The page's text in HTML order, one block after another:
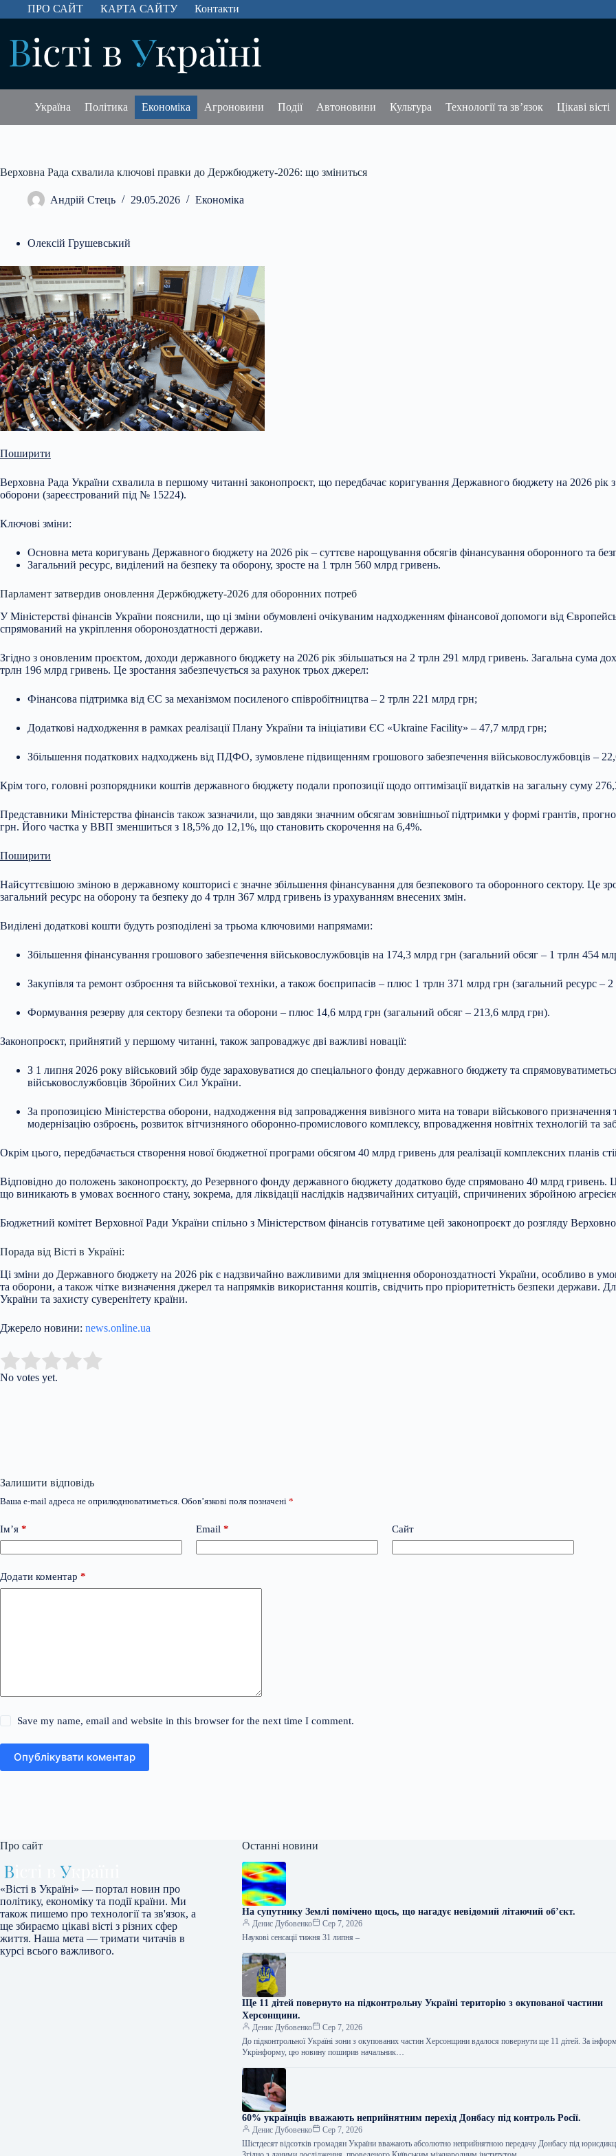
Перейти
до
ПРО САЙТ КАРТА САЙТУ Контакти
Україна Політика Економіка Агроновини Події Автоновини Культура Технології та зв’язок Цікаві вісті
Верховна Рада схвалила ключові правки до Держбюджету-2026: що зміниться
Андрій Стець 29.05.2026 Економіка
Олексій Грушевський
Поширити
Верховна Рада України схвалила в першому читанні законопроєкт, що передбачає коригування Державного бюджету на 2026 рік
оборони (зареєстрований під № 15224).
Ключові зміни:
Основна мета коригувань Державного бюджету на 2026 рік – суттєве нарощування обсягів фінансування оборонного та
Загальний ресурс, виділений на безпеку та оборону, зросте на 1 трлн 560 млрд гривень.
Парламент затвердив оновлення Держбюджету-2026 для оборонних потреб
У Міністерстві фінансів України пояснили, що ці зміни обумовлені очікуваним надходженням фінансової допомоги від
спрямований на укріплення обороноздатності держави.
Згідно з оновленим проєктом, доходи державного бюджету на 2026 рік збільшаться на 2 трлн 291 млрд гривень. Загальна сума
трлн 196 млрд гривень. Це зростання забезпечується за рахунок трьох джерел:
Фінансова підтримка від ЄС за механізмом посиленого співробітництва – 2 трлн 221 млрд грн;
Додаткові надходження в рамках реалізації Плану України та ініціативи ЄС «Ukraine Facility» – 47,7 млрд грн;
Збільшення податкових надходжень від ПДФО, зумовлене підвищенням грошового забезпечення військовослужбовців –
Крім того, головні розпорядники коштів державного бюджету подали пропозиції щодо оптимізації видатків на загальну суму
Представники Міністерства фінансів також зазначили, що завдяки значним обсягам зовнішньої підтримки у формі грантів,
грн. Його частка у ВВП зменшиться з 18,5% до 12,1%, що становить скорочення на 6,4%.
Поширити
Найсуттєвішою зміною в державному кошторисі є значне збільшення фінансування для безпекового та оборонного сектору. Це
загальний ресурс на оборону та безпеку до 4 трлн 367 млрд гривень із урахуванням внесених змін.
Виділені додаткові кошти будуть розподілені за трьома ключовими напрямами:
Збільшення фінансування грошового забезпечення військовослужбовців на 174,3 млрд грн (загальний обсяг – 1 трлн 454
Закупівля та ремонт озброєння та військової техніки, а також боєприпасів – плюс 1 трлн 371 млрд грн (загальний ресурс –
Формування резерву для сектору безпеки та оборони – плюс 14,6 млрд грн (загальний обсяг – 213,6 млрд грн).
Законопроєкт, прийнятий у першому читанні, також запроваджує дві важливі новації:
З 1 липня 2026 року військовий збір буде зараховуватися до спеціального фонду державного бюджету та
військовослужбовців Збройних Сил України.
За пропозицією Міністерства оборони, надходження від запровадження вивізного мита на товари військового
модернізацію озброєнь, розвиток вітчизняного оборонно-промислового комплексу, впровадження новітніх технологій та
Окрім цього, передбачається створення нової бюджетної програми обсягом 40 млрд гривень для реалізації комплексних планів
Відповідно до положень законопроєкту, до Резервного фонду державного бюджету додатково буде спрямовано 40 млрд гривень.
що виникають в умовах воєнного стану, зокрема, для ліквідації наслідків надзвичайних ситуацій, спричинених збройною
Бюджетний комітет Верховної Ради України спільно з Міністерством фінансів готуватиме цей законопроєкт до розгляду
Порада від Вісті в Україні:
Ці зміни до Державного бюджету на 2026 рік є надзвичайно важливими для зміцнення обороноздатності України, особливо в
та оборони, а також чітке визначення джерел та напрямків використання коштів, свідчить про пріоритетність безпеки
України та захисту суверенітету країни.
Джерело новини: news.online.ua
Rate this item:
No votes yet.
Залишити відповідь
Ваша e-mail адреса не оприлюднюватиметься. Обов’язкові поля позначені *
Ім’я * Email * Сайт
Додати коментар *
Save my name, email and website in this browser for the next time I comment.
Опублікувати коментар
Про сайт
«Вісті в Україні» — портал новин про
політику, економіку та події країни. Ми
також пишемо про технології та зв'язок, а
ще збираємо цікаві вісті з різних сфер
життя. Наша мета — тримати читачів в
курсі всього важливого.
Останні новини
На супутнику Землі помічено щось, що нагадує невідомий літаючий об’єкт.
Денис Дубовенко
Сер 7, 2026
Наукові сенсації тижня 31 липня –
Ще 11 дітей повернуто на підконтрольну Україні територію з окупованої частини
Херсонщини.
Денис Дубовенко
Сер 7, 2026
До підконтрольної Україні зони з окупованих частин Херсонщини вдалося повернути ще 11 дітей. За
Укрінформу, цю новину поширив начальник…
60% українців вважають неприйнятним перехід Донбасу під контроль Росії.
Денис Дубовенко
Сер 7, 2026
Шістдесят відсотків громадян України вважають абсолютно неприйнятною передачу Донбасу під